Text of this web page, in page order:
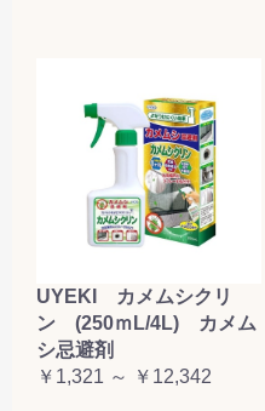
UYEKI カメムシクリ
ン (250ｍL/4L) カメム
シ忌避剤
￥1,321 ～ ￥12,342